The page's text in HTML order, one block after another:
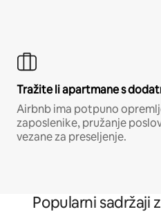
Tražite li apartmane s
Airbnb ima potpuno
zaposlenike, pružanje
vezane za preseljenje.
Popularni sadržaji